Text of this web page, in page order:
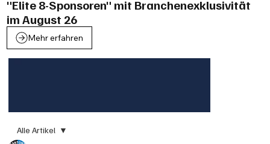
"Elite 8-Sponsoren" mit Branchenexklusivität
im August 26
Mehr erfahren
Alle Artikel